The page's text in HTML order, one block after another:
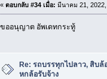
« ตอบกลับ #34 เมื่อ: มีนาคม 21,
ขออนุญาต อัพเดทกระทู้
Re: รถบรรทุกไปลาว, สิบล้
หกล้อรับจ้าง